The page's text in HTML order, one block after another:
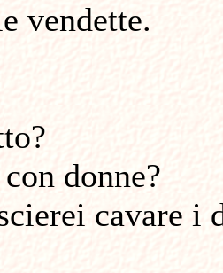
vendette.
donne?
cavare i